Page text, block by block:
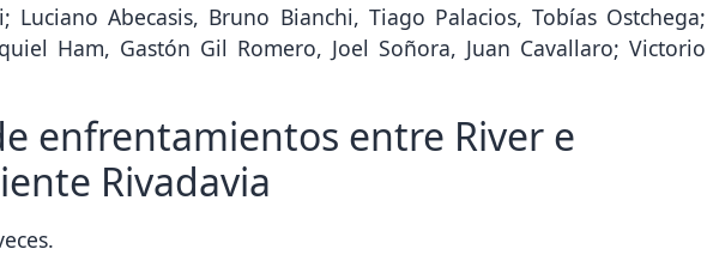
Luciano Abecasis, Bruno Bianchi, Tiago Palacios, Tobías Ostchega;
Ham, Gastón Gil Romero, Joel Soñora, Juan Cavallaro; Victorio
enfrentamientos entre River e
Rivadavia